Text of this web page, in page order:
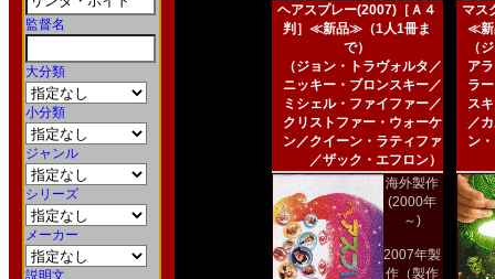
監督名
大分類
小分類
ジャンル
シリーズ
メーカー
説明文
ヘアスプレー(2007)［Ａ４
判］≪新品≫（1人1冊ま
で）
（ジョン・トラヴォルタ／
ニッキー・ブロンスキー／
ミシェル・ファイファー／
クリストファー・ウォーケ
ン／クイーン・ラティファ
／ザック・エフロン）
海外製作
(2000年
～)
2007年製
作（製作
マス
≪新
（
ア
ラ
ス
／
ン